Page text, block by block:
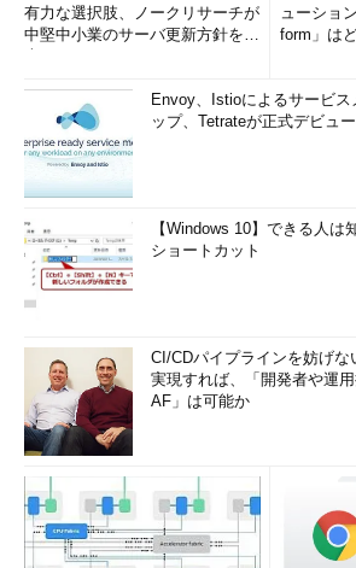
有力な選択肢、ノークリサーチが
中堅中小業のサーバ更新方針を調
ューショ
form」は
Envoy、Istioによるサービ
ップ、Tetrateが正式デビュー
【Windows 10】できる人は
ショートカット
CI/CDパイプラインを妨げな
実現すれば、「開発者や運
AF」は可能か